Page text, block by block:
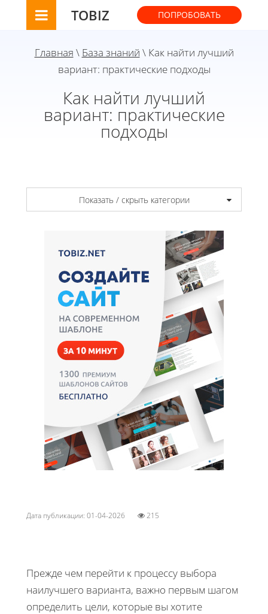
TOBIZ ПОПРОБОВАТЬ
Главная \ База знаний \ Как найти лучший
вариант: практические подходы
Как найти лучший
вариант: практические
подходы
Показать / скрыть категории
Дата публикации: 01-04-2026 215
Прежде чем перейти к процессу выбора
наилучшего варианта, важно первым шагом
определить цели, которые вы хотите